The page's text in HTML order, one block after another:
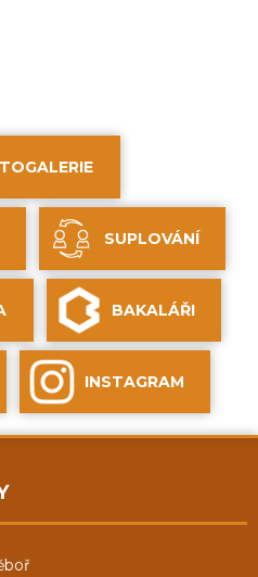
SUPLOVÁNÍ
BAKALÁŘI
INSTAGRAM